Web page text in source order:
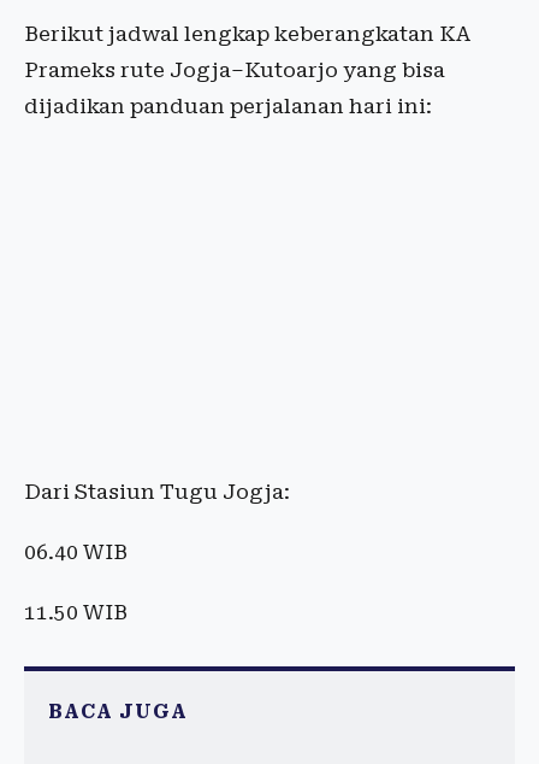
Berikut jadwal lengkap keberangkatan KA
Prameks rute Jogja–Kutoarjo yang bisa
dijadikan panduan perjalanan hari ini:
Dari Stasiun Tugu Jogja:
06.40 WIB
11.50 WIB
BACA JUGA